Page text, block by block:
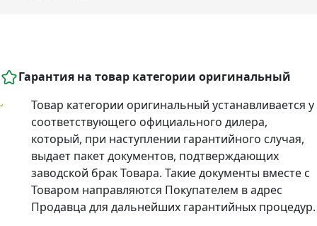
Гарантия на товар категории оригинальный
Товар категории оригинальный устанавливается у
соответствующего официального дилера,
который, при наступлении гарантийного случая,
выдает пакет документов, подтверждающих
заводской брак Товара. Такие документы вместе с
Товаром направляются Покупателем в адрес
Продавца для дальнейших гарантийных процедур.